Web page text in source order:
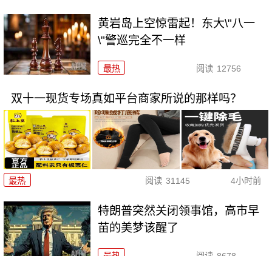
黄岩岛上空惊雷起！东大\"八一
\"警巡完全不一样
最热 阅读 12756
双十一现货专场真如平台商家所说的那样吗？
最热 阅读 31145 4小时前
特朗普突然关闭领事馆，高市早
苗的美梦该醒了